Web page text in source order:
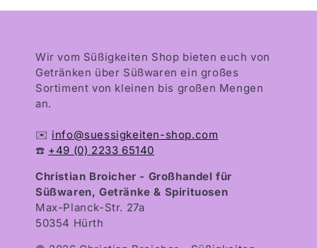
Wir vom Süßigkeiten Shop bieten euch von
Getränken über Süßwaren ein großes
Sortiment von kleinen bis großen Mengen
an.
✉️ info@suessigkeiten-shop.com
☎️ +49 (0) 2233 65140
Christian Broicher - Großhandel für
Süßwaren, Getränke & Spirituosen
Max-Planck-Str. 27a
50354 Hürth